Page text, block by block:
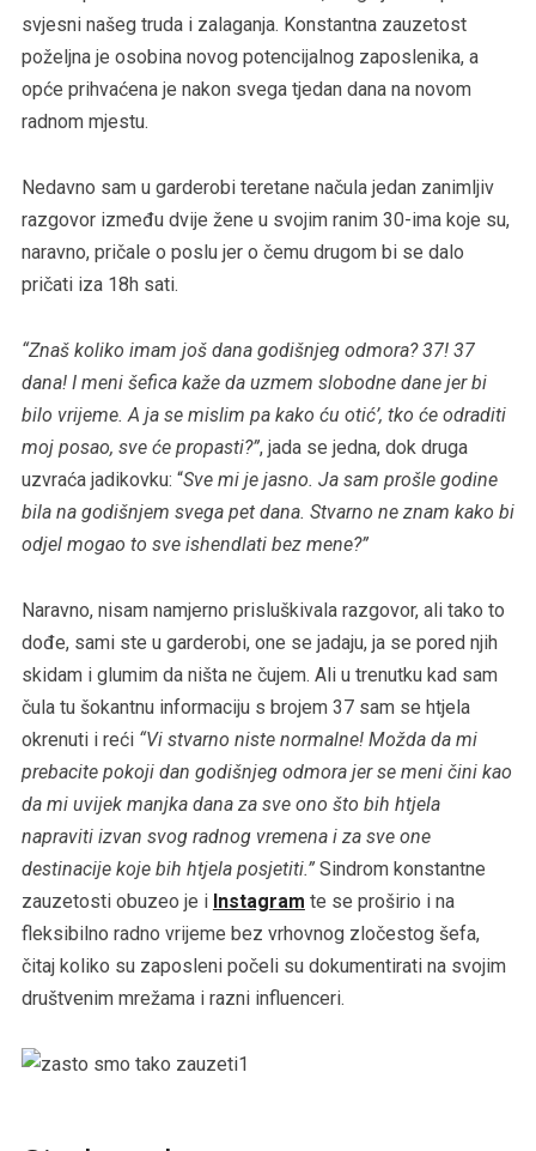
svjesni našeg truda i zalaganja. Konstantna zauzetost
poželjna je osobina novog potencijalnog zaposlenika, a
opće prihvaćena je nakon svega tjedan dana na novom
radnom mjestu.
Nedavno sam u garderobi teretane načula jedan zanimljiv
razgovor između dvije žene u svojim ranim 30-ima koje su,
naravno, pričale o poslu jer o čemu drugom bi se dalo
pričati iza 18h sati.
“Znaš koliko imam još dana godišnjeg odmora? 37! 37
dana! I meni šefica kaže da uzmem slobodne dane jer bi
bilo vrijeme. A ja se mislim pa kako ću otić’, tko će odraditi
moj posao, sve će propasti?”, jada se jedna, dok druga
uzvraća jadikovku: “Sve mi je jasno. Ja sam prošle godine
bila na godišnjem svega pet dana. Stvarno ne znam kako bi
odjel mogao to sve ishendlati bez mene?”
Naravno, nisam namjerno prisluškivala razgovor, ali tako to
dođe, sami ste u garderobi, one se jadaju, ja se pored njih
skidam i glumim da ništa ne čujem. Ali u trenutku kad sam
čula tu šokantnu informaciju s brojem 37 sam se htjela
okrenuti i reći “Vi stvarno niste normalne! Možda da mi
prebacite pokoji dan godišnjeg odmora jer se meni čini kao
da mi uvijek manjka dana za sve ono što bih htjela
napraviti izvan svog radnog vremena i za sve one
destinacije koje bih htjela posjetiti.”Sindrom konstantne
zauzetosti obuzeo je i Instagram te se proširio i na
fleksibilno radno vrijeme bez vrhovnog zločestog šefa,
čitaj koliko su zaposleni počeli su dokumentirati na svojim
društvenim mrežama i razni influenceri.